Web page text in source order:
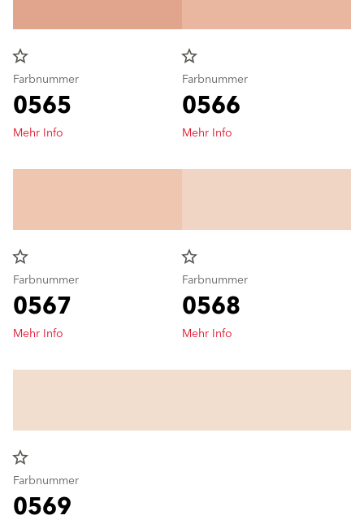
star_border
Farbnummer
0565
Mehr Info
star_border
Farbnummer
0566
Mehr Info
star_border
Farbnummer
0567
Mehr Info
star_border
Farbnummer
0568
Mehr Info
star_border
Farbnummer
0569